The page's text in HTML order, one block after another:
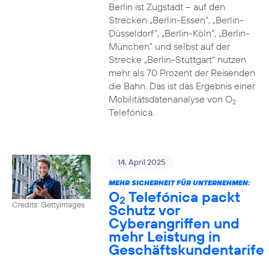
Berlin ist Zugstadt – auf den
Strecken „Berlin-Essen”, „Berlin-
Düsseldorf”, „Berlin-Köln”, „Berlin-
München” und selbst auf der
Strecke „Berlin-Stuttgart“ nutzen
mehr als 70 Prozent der Reisenden
die Bahn. Das ist das Ergebnis einer
Mobilitätsdatenanalyse von O2
Telefónica.
Credits: Gettyimages
14. April 2025
MEHR SICHERHEIT FÜR UNTERNEHMEN:
O2 Telefónica packt
Schutz vor
Cyberangriffen und
mehr Leistung in
Geschäftskundentarife